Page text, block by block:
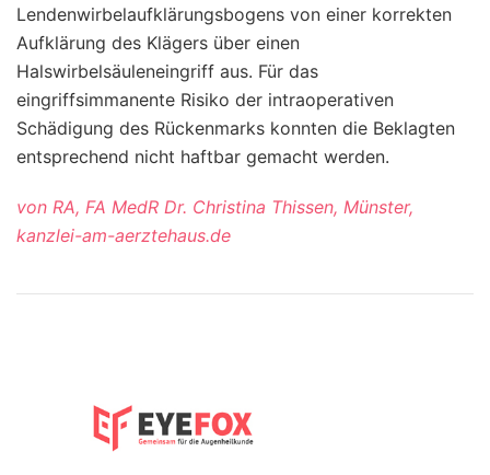
Lendenwirbelaufklärungsbogens von einer korrekten
Aufklärung des Klägers über einen
Halswirbelsäuleneingriff aus. Für das
eingriffsimmanente Risiko der intraoperativen
Schädigung des Rückenmarks konnten die Beklagten
entsprechend nicht haftbar gemacht werden.
von RA, FA MedR Dr. Christina Thissen, Münster,
kanzlei-am-aerztehaus.de